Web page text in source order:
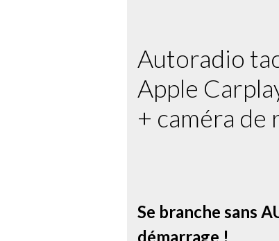
Autoradio
Apple
+ caméra de
Se branche sans
démarrage !